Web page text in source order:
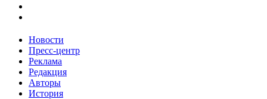
Новости
Пресс-центр
Реклама
Редакция
Авторы
История